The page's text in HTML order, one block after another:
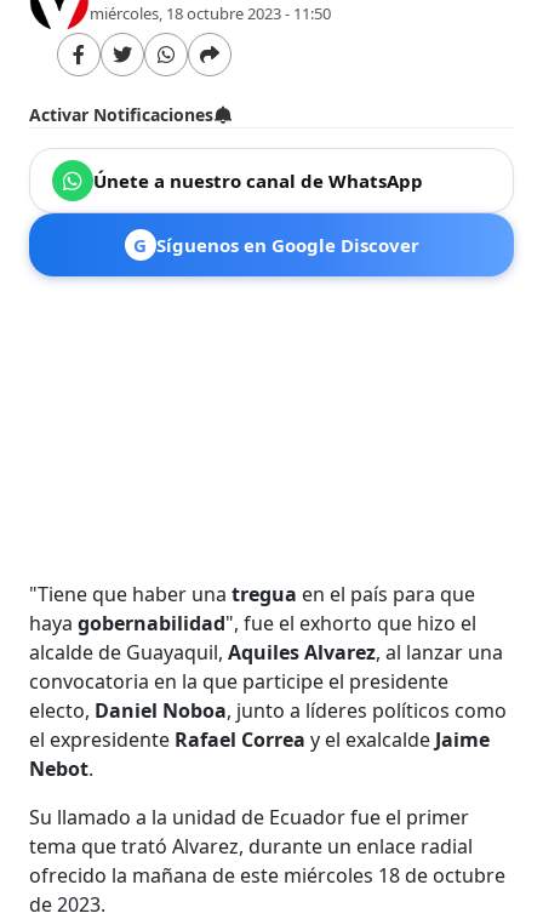
miércoles, 18 octubre 2023 - 11:50
Activar Notificaciones
Únete a nuestro canal de WhatsApp
G Síguenos en Google Discover
"Tiene que haber una tregua en el país para que
haya gobernabilidad", fue el exhorto que hizo el
alcalde de Guayaquil,Aquiles Alvarez, al lanzar una
convocatoria en la que participe el presidente
electo, Daniel Noboa, junto a líderes políticos como
el expresidente Rafael Correa y el exalcalde Jaime
Nebot.
Su llamado a la unidad de Ecuador fue el primer
tema que trató Alvarez, durante un enlace radial
ofrecido la mañana de este miércoles 18 de octubre
de 2023.